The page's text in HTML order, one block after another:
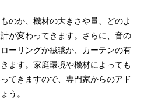
のか、機材の大きさや量、どのよ
が変わってきます。さらに、音の
ーリングか絨毯か、カーテンの有
ます。家庭環境や機材によっても
てきますので、専門家からのアド
う。